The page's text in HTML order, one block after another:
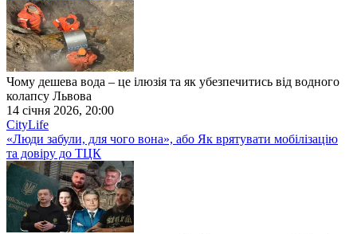
Чому дешева вода – це ілюзія та як убезпечитись від водного
колапсу Львова
14 січня 2026, 20:00
CityLife
«Люди забули, для чого вона», або Як врятувати мобілізацію
та довіру до ТЦК